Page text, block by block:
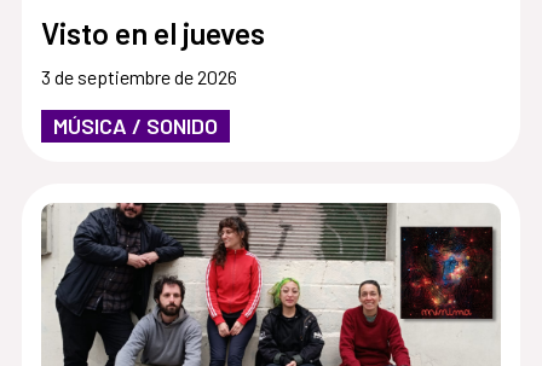
Visto en el jueves
3 de septiembre de 2026
MÚSICA / SONIDO